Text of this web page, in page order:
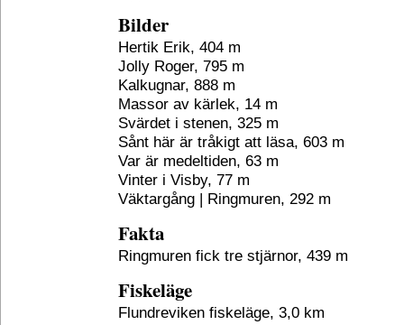
Bilder
Hertik Erik, 404 m
Jolly Roger, 795 m
Kalkugnar, 888 m
Massor av kärlek, 14 m
Svärdet i stenen, 325 m
Sånt här är tråkigt att läsa, 603 m
Var är medeltiden, 63 m
Vinter i Visby, 77 m
Väktargång | Ringmuren, 292 m
Fakta
Ringmuren fick tre stjärnor, 439 m
Fiskeläge
Flundreviken fiskeläge, 3,0 km